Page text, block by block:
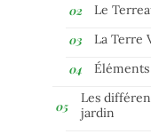
Le
La Terre
Les
jardin